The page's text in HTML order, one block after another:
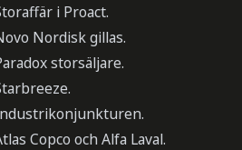
i Proact.
Nordisk gillas.
storsäljare.
Copco och Alfa Laval.